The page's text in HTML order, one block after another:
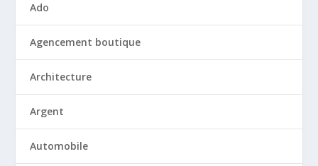
Ado
Agencement boutique
Architecture
Argent
Automobile